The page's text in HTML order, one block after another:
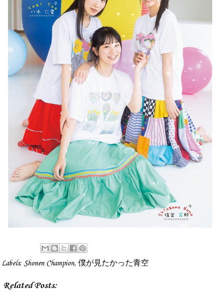
Labels: Shonen Champion, 僕が見たかった青空
Related Posts: